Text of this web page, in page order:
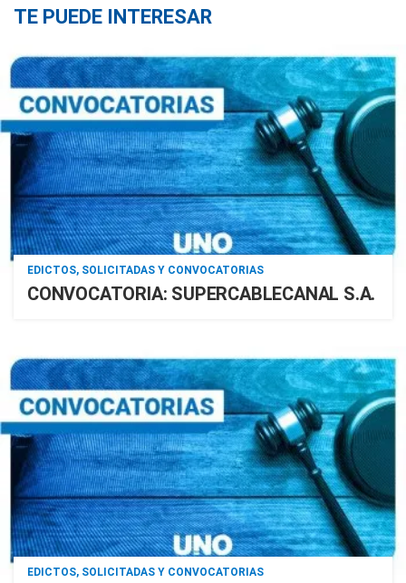
TE PUEDE INTERESAR
EDICTOS, SOLICITADAS Y CONVOCATORIAS
CONVOCATORIA: SUPERCABLECANAL S.A.
EDICTOS, SOLICITADAS Y CONVOCATORIAS